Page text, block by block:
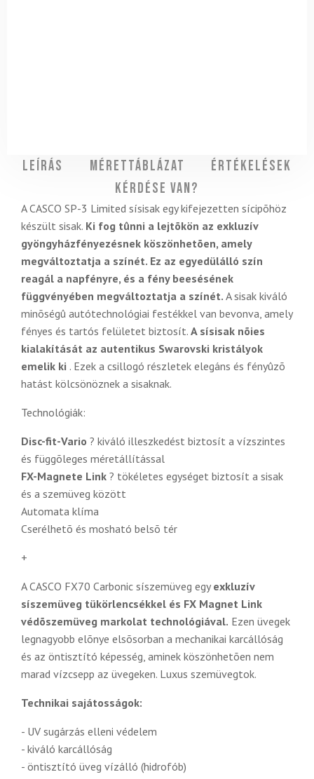
Leírás Mérettáblázat
Értékelések
Kérdése van?
A CASCO SP-3 Limited sísisak egy kifejezetten sícipõhöz
készült sisak. Ki fog tûnni a lejtõkön az exkluzív
gyöngyházfényezésnek köszönhetõen, amely
megváltoztatja a színét. Ez az egyedülálló szín
reagál a napfényre, és a fény beesésének
függvényében megváltoztatja a színét. A sisak kiváló
minõségû autótechnológiai festékkel van bevonva, amely
fényes és tartós felületet biztosít. A sísisak nõies
kialakítását az autentikus Swarovski kristályok
emelik ki . Ezek a csillogó részletek elegáns és fényûzõ
hatást kölcsönöznek a sisaknak.
Technológiák:
Disc-fit-Vario ? kiváló illeszkedést biztosít a vízszintes
és függõleges méretállítással
FX-Magnete Link ? tökéletes egységet biztosít a sisak
és a szemüveg között
Automata klíma
Cserélhetõ és mosható belsõ tér
+
A CASCO FX70 Carbonic síszemüveg egy exkluzív
síszemüveg tükörlencsékkel és FX Magnet Link
védõszemüveg markolat technológiával. Ezen üvegek
legnagyobb elõnye elsõsorban a mechanikai karcállóság
és az öntisztító képesség, aminek köszönhetõen nem
marad vízcsepp az üvegeken. Luxus szemüvegtok.
Technikai sajátosságok:
- UV sugárzás elleni védelem
- kiváló karcállóság
- öntisztító üveg vízálló (hidrofób)